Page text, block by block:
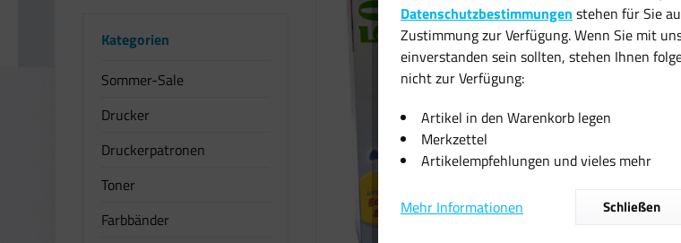
Kategorien
Sommer-Sale
Drucker
Druckerpatronen
Toner
Farbbänder
Datenschutzbestimmungen stehen für Sie
Zustimmung zur Verfügung. Wenn Sie mit
einverstanden sein sollten, stehen Ihnen
nicht zur Verfügung:
Artikel in den Warenkorb legen
Merkzettel
Artikelempfehlungen und vieles mehr
Mehr Informationen Schließen